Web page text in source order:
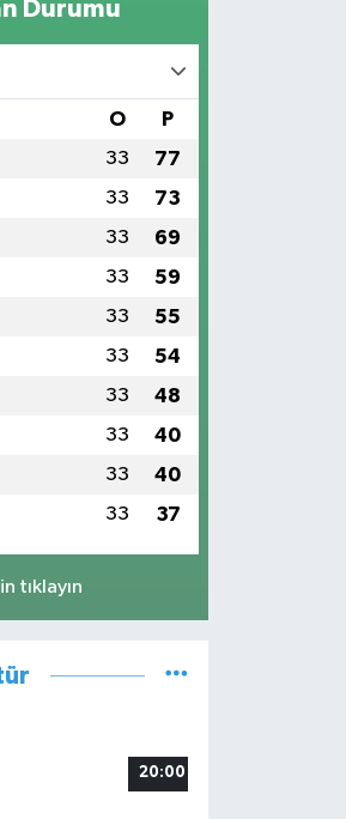
Durumu
O P
33 77
33 73
33 69
33 59
33 55
33 54
33 48
33 40
33 40
33 37
tıklayın
20:00